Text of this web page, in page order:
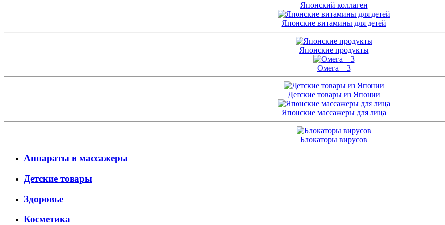
Японский коллаген
Японские витамины для детей
Японские продукты
Омега – 3
Детские товары из Японии
Японские массажеры для лица
Блокаторы вирусов
Аппараты и массажеры
Детские товары
Здоровье
Косметика